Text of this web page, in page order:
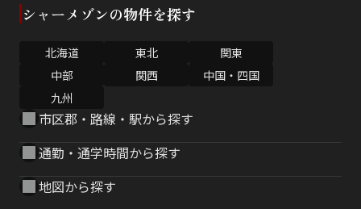
シャーメゾンの物件を探す
北海道 東北
関東
中部
関西
中国・四国
九州
市区郡・路線・駅から探す
通勤・通学時間から探す
地図から探す